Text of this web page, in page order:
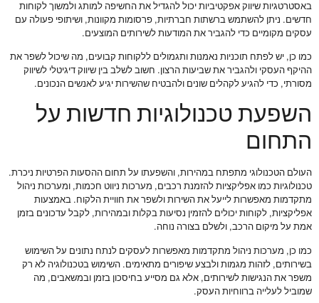
באסטרטגיות שיווק אפקטיביות יכול להגדיל את החשיפה למותג ולמשוך לקוחות
חדשים. ניתן להשתמש ברשתות חברתיות, פרסומות מקוונות, ושיתופי פעולה עם
עסקים מקומיים כדי להגביר את המודעות לשירותים המוצעים.
כמו כן, יש לפתח תוכניות נאמנות ותגמולים ללקוחות קבועים, מה שיכול לשפר את
ההיקף העסקי ולהגביר את שביעות הרצון. חשוב לשלב בין שיווק דיגיטלי לשיווק
מסורתי, כדי להגיע לקהלים שונים ולהבטיח שהשירות יגיע לאנשים הנכונים.
השפעת טכנולוגיות חדשות על
התחום
העולם הטכנולוגי מתפתח במהירות, והשפעתו על תחום ההסעות הפרטיות ניכרת.
טכנולוגיות כמו אפליקציות להזמנת רכבים, מערכות ניווט חכמות, ומערכות ניהול
מתקדמות מאפשרות לייעל את השירות ולשפר את חוויית הלקוח. באמצעות
אפליקציות, לקוחות יכולים להזמין נסיעות בקלות ובמהירות, לקבל עדכונים בזמן
אמת על מיקום הרכב, ולשלם בצורה נוחה.
כמו כן, מערכות ניהול מתקדמות מאפשרות לעסקים לנתח נתונים על השימוש
בשירותים, לזהות מגמות ולבצע שיפורים מתאימים. השימוש בטכנולוגיה לא רק
משפר את הנגישות לשירותים, אלא גם מסייע בחיסכון בזמן ובמשאבים, מה
שמוביל לעלייה ברווחיות העסק.